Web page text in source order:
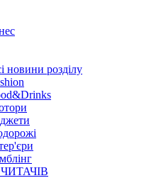
новини розділу